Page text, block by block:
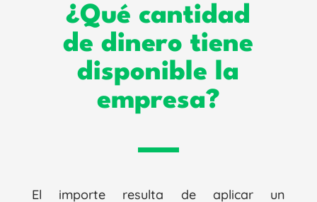
¿Qué cantidad
de dinero tiene
disponible la
empresa?
El importe resulta de aplicar un